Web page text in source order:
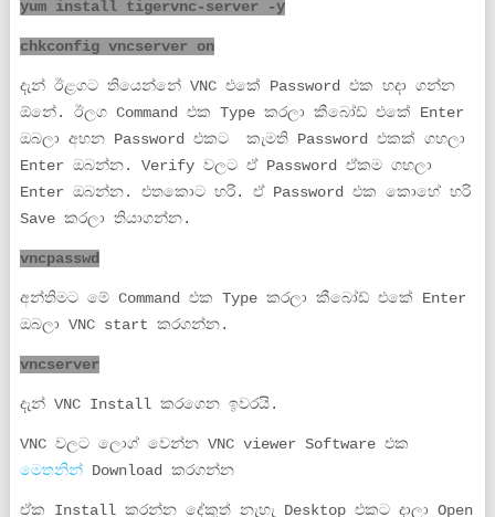
yum install tigervnc-server -y
chkconfig vncserver on
දැන් ඊළගට තියෙන්නේ VNC එකේ Password එක හදා ගන්න
ඕනේ. ඊලග Command එක Type කරලා කීබෝඩ් එකේ Enter
ඔබලා අහන Password එකට කැමති Password එකක් ගහලා
Enter ඔබන්න. Verify වලට ඒ Password ඒකම ගහලා
Enter ඔබන්න. එතකොට හරි. ඒ Password එක කොහේ හරි
Save කරලා තියාගන්න.
vncpasswd
අන්තිමට මේ Command එක Type කරලා කීබෝඩ් එකේ Enter
ඔබලා VNC start කරගන්න.
vncserver
දැන් VNC Install කරගෙන ඉවරයි.
VNC වලට ලොග් වෙන්න VNC viewer Software එක
මෙතනින්Download කරගන්න
ඒක Install කරන්න දේකුත් නැහැ Desktop එකට දාලා Open